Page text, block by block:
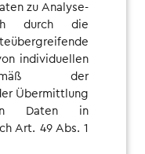
zu Analyse-
durch die
individuellen
der
Übermittlung
Daten in
Art. 49 Abs. 1